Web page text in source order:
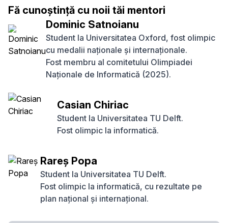
Fă cunoștință cu noii tăi mentori
Dominic Satnoianu
Student la Universitatea Oxford, fost olimpic
cu medalii naționale și internaționale.
Fost membru al comitetului Olimpiadei
Naționale de Informatică (2025).
Casian Chiriac
Student la Universitatea TU Delft.
Fost olimpic la informatică.
Rareș Popa
Student la Universitatea TU Delft.
Fost olimpic la informatică, cu rezultate pe
plan național și internațional.